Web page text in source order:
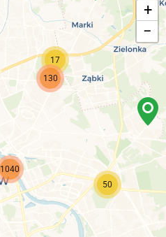
50
1040
130
17
+
−